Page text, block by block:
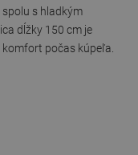
s hladkým
dĺžky 150 cm je
počas kúpeľa.